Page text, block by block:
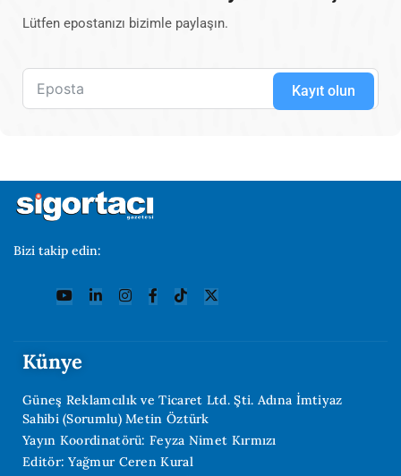
Lütfen epostanızı bizimle paylaşın.
Kayıt olun
Bizi takip edin:
Künye
Güneş Reklamcılık ve Ticaret Ltd. Şti. Adına İmtiyaz
Sahibi (Sorumlu) Metin Öztürk
Yayın Koordinatörü: Feyza Nimet Kırmızı
Editör: Yağmur Ceren Kural